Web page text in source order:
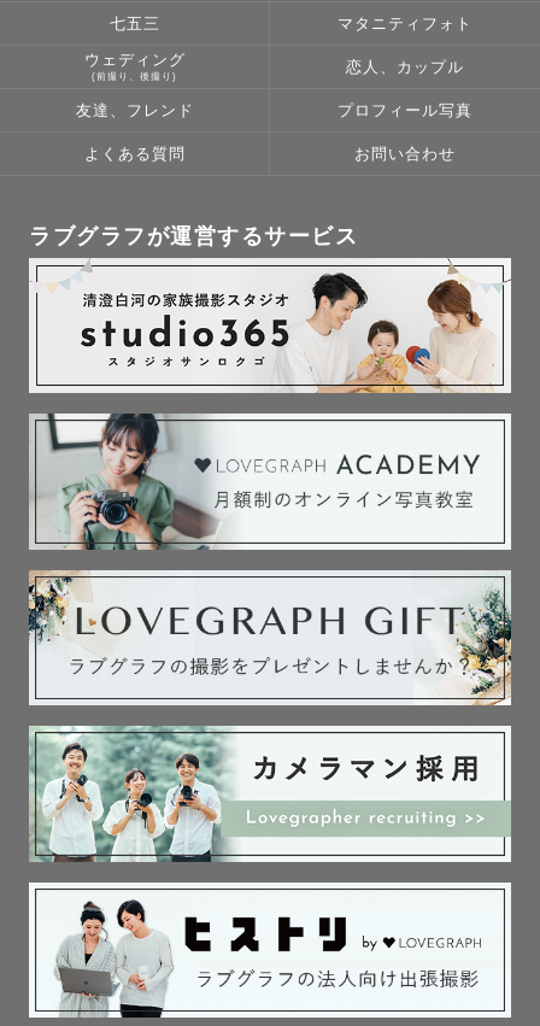
“気づいた時には大切な存在とのキロクを残せない状況になっていた。”
これが1番怖いです。実際、私にも経験があります。
大切な存在、それはいなくなったら悲しい存在のことを表すと思います。
友だちでも、恋人でも、家族でも。
今は今しかありません。そう、今のあなたは今しかいないんです。
元々はただ写真が好きでカメラマンになりましたが、どんな人にも後悔し
カメラマンは、みなさんの今を素敵に写すお手伝いさんです。
そのお手伝いさんをいつ呼ぶかはあなた次第です。いつでもご相談お待ち
していますね。
ここまで読んでくださりありがとうございました。
どんな撮影かは私の作例をご覧ください。ゲストさんの表情や雰囲気でき
反抗期真っ只中の娘たちと衝突した日。
私は、撮りためた家族の写真を
小さかった娘たち。
写真を見ていると、
不思議と心があたたかくなる。
私も、誰かにとって
そんな写真を撮りたい。
ふと見返したときに、
「あぁ、幸せだったな。」
と思えるような写真を。
皆さまの大切な「今」を、写真という宝物にする
お手伝いをさせてください𓂃𓈒𓏸
✿お会いできることを心よりお待ちしております ✿
公式LINEよりお気軽にご相談ください✉️
𖤣𖥧𖥣𖡡𖥧𖤣 お問い合わせフォーマット 𖤣𖥧𖥣𖡡𖥧𖤣
・撮影希望日時：目安でも大丈夫です！
・撮影場所：都道府県、お花畑・公園・海など
・撮影内容：ウエディング / 誕生日 / 七五三など
𓈒 𓏸 𓐍 𓂃 𓈒𓏸 𓂃◌𓈒𓐍 𓈒𓈒 𓏸 𓐍 𓂃 𓈒𓏸 𓂃◌𓈒𓐍 𓈒 𓏸
そのときの空気や温度、声や間までも残せると思っています。
キレイなカットだけじゃ伝わらない、
その人らしさとか、その場の流れとか、
あとから見返したときに
何より大事。
“ただ撮る”じゃなくて、
一日のストーリーや、その場にある温度感を
写真として、ちゃんと「残る形」にすることです。
「ざっくりこんなイメージで撮りたい」
「まだ何も決まってないけど相談したい」
そんなところからでも、気軽に話してもらえたら嬉しいです。
見返すたびに“心が動く”写真になりますように。
IPA（国際写真賞）プロ部門 Wedding 佳作
Lovegraph社内 最優秀賞・優秀賞・年間特別賞 複数回受賞
フォトマスター検定1級
どんな天気でも
どんな緊張した方でも
最高の表情を逃さない——そのための準備を
🗂【対応メニュー】
前撮り／後撮り／1日撮影プラン（前撮りをじっくり丸1日かけて撮影）
カップル・入籍フォト
その他、お宮参り／七五三／ファミリーフォトもお気軽にご相談くださ
い。
📋【撮影にあたって】
1組1組に全力を注ぐため、前後の撮影の間に
ロケハンや機材セッティングなど、準備を万全に整えてから撮影に臨みま
す。
交通費は3,000円分込み。遠方の場合も、事前にお見積もりをお出ししま
す。
撮影許可が必要な場所は、取得まできちんと
サポートします。
📩【ご相談・ご予約】
【ご予約までの流れ】
① 公式LINEよりご連絡（30秒で完了）
② 内容確認・日程調整
③ ご予約確定
④ ご希望に応じてLINE・Zoomで顔合わせ
⑤ 撮影当日——思いきり楽しみましょう！
ご連絡の際に、撮影ジャンル・希望の場所・日時が決まっていればお知ら
決まっていなくても問題ありません。
LINEからのメッセージには、可能な限り当日中にご返信しています。
📞 気軽にメッセージください。
ふたりのこと、聞かせてください。
🙋【プロフィール】
金親直樹（かねおやなおき/1997年11月3日生まれ/尼崎出身
好きなもの：古着 / サウナ / ウェイクボード / ラーメン / チーズケーキ / 梅
酒 / ドラクエ
七五三 マタニティフォト
ウェディング
(前撮り、後撮り)
恋人、カップル
友達、フレンド プロフィール写真
よくある質問 お問い合わせ
ラブグラフが運営するサービス